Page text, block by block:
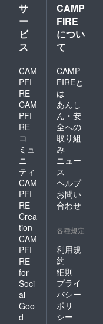
サ
ー
ビ
ス
CAM
PFI
RE
CAM
PFI
RE
コ
ミュ
ニ
ティ
CAM
PFI
RE
Crea
tion
CAM
PFI
RE
for
Soci
al
Goo
d
CAMP
FIRE
につい
て
CAMP
FIREと
は
あんし
ん・安
全への
取り組
み
ニュー
ス
ヘルプ
お問い
合わせ
各種規定
利用規
約
細則
プライ
バシー
ポリ
シー